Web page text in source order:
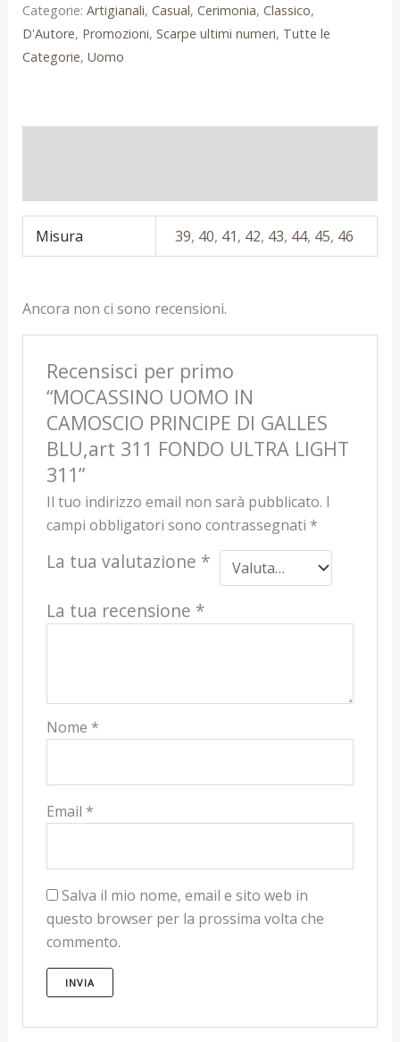
Categorie: Artigianali, Casual, Cerimonia, Classico,
D'Autore, Promozioni, Scarpe ultimi numeri, Tutte le
Categorie, Uomo
Misura 39, 40, 41, 42, 43, 44, 45, 46
Ancora non ci sono recensioni.
Recensisci per primo
“MOCASSINO UOMO IN
CAMOSCIO PRINCIPE DI GALLES
BLU,art 311 FONDO ULTRA LIGHT
311”
Il tuo indirizzo email non sarà pubblicato. I
campi obbligatori sono contrassegnati *
La tua valutazione *
La tua recensione *
Nome *
Email *
Salva il mio nome, email e sito web in
questo browser per la prossima volta che
commento.